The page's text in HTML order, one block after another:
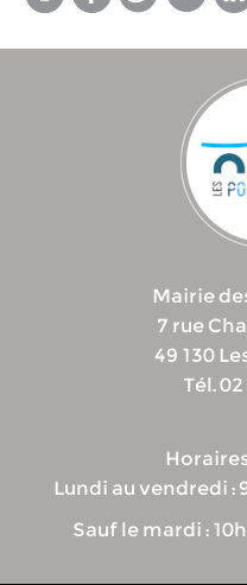
Mairie
7 rue
49 130
Tél.
Lundi au vendredi :
Sauf le mardi :